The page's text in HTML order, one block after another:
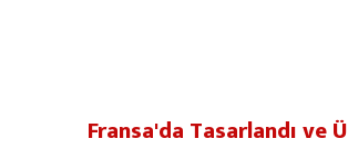
Fransa'da Tasarlandı ve